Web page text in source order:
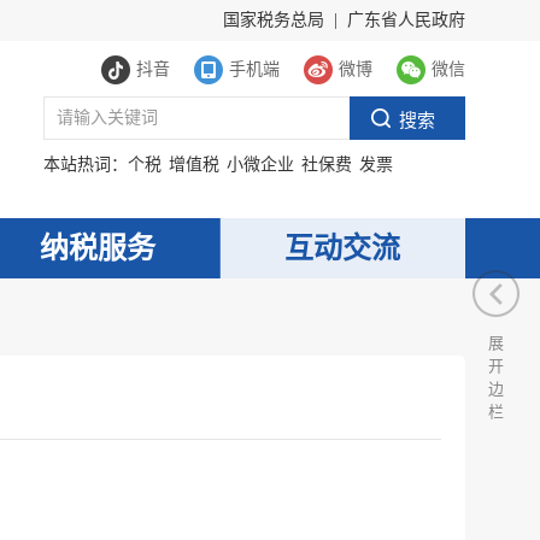
国家税务总局 广东省人民政府
抖音 手机端 微博 微信
本站热词： 个税 增值税 小微企业 社保费 发票
纳税服务 互动交流
展
开
边
栏